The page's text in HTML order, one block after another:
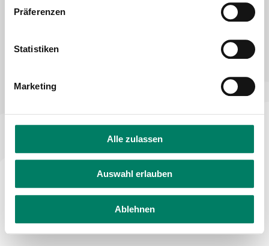
Präferenzen
Statistiken
Marketing
Alle zulassen
Auswahl erlauben
Ablehnen